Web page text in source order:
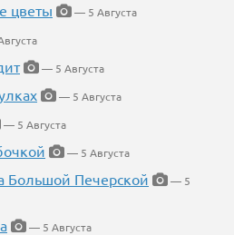
цветы
— 5 Августа
— 5 Августа
— 5 Августа
— 5 Августа
— 5 Августа
Большой Печерской
— 5
— 5 Августа